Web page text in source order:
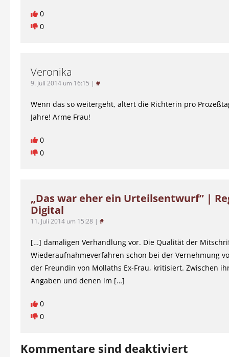
0
0
Veronika
9. Juli 2014 um 16:15 | #
Wenn das so weitergeht, altert die Richterin pro
Jahre! Arme Frau!
0
0
„Das war eher ein Urteilsentwurf” |
Digital
11. Juli 2014 um 15:28 | #
[…] damaligen Verhandlung vor. Die Qualität der
Wiederaufnahmeverfahren schon bei der Vernehmung
der Freundin von Mollaths Ex-Frau, kritisiert. Zwischen
Angaben und denen im […]
0
0
Kommentare sind deaktiviert